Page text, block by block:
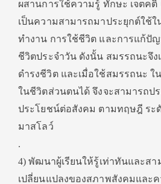
ผสานการใช้ความรู้ ทักษะ เจตค
เป็นความสามารถมาประยุกต์ใช้ใ
ทำงาน การใช้ชีวิต และการแก้ปั
ชีวิตประจำวัน ดังนั้น สมรรถนะจึง
ดำรงชีวิต และเมื่อใช้สมรรถนะ ใ
ในชีวิตส่วนตนได้ จึงจะสามารถป
ประโยชน์ต่อสังคม ตามทฤษฎี ระ
มาสโลว์
.
4) พัฒนาผู้เรียนให้รู้เท่าทันและส
เปลี่ยนแปลงของสภาพสังคมและ